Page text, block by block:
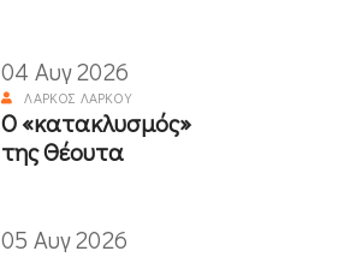
04 Αυγ 2026
ΛΆΡΚΟΣ ΛΆΡΚΟΥ
Ο «κατακλυσμός»
της Θέουτα
05 Αυγ 2026